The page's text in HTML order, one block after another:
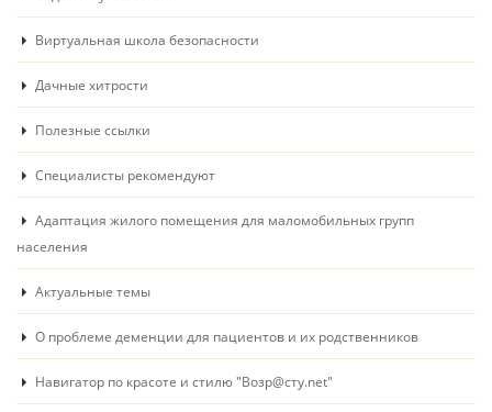
Виртуальная школа безопасности
Дачные хитрости
Полезные ссылки
Специалисты рекомендуют
Адаптация жилого помещения для маломобильных групп
населения
Актуальные темы
О проблеме деменции для пациентов и их родственников
Навигатор по красоте и стилю "Возр@сту.net"